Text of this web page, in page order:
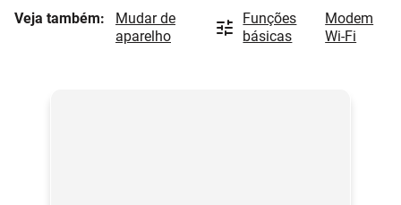
Veja também:
Mudar de
aparelho
Funções
básicas
Modem
Wi-Fi